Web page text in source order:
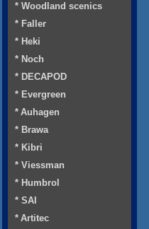
* Woodland scenics
* Faller
* Heki
* Noch
* DECAPOD
* Evergreen
* Auhagen
* Brawa
* Kibri
* Viessman
* Humbrol
* SAI
* Artitec